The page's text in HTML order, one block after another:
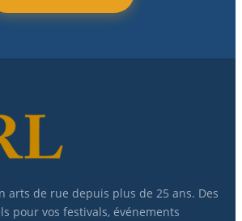
arts de rue depuis plus de 25 ans. Des
pour vos festivals, événements